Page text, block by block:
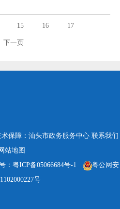
15 16 17
下一页
术保障：汕头市政务服务中心 联系我们
站地图
：粤ICP备05066684号-1
粤公网安
号